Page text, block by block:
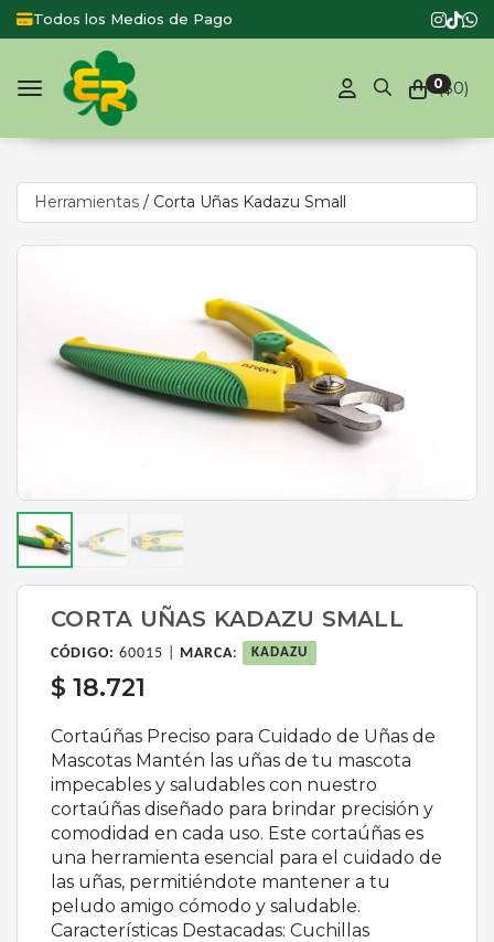
los Medios de Pago Productos de
0($0)
Toggle navigation
Herramientas / Corta Uñas Kadazu Small
CORTA UÑAS KADAZU SMALL
CÓDIGO: 60015 | MARCA: KADAZU
$ 18.721
Cortaúñas Preciso para Cuidado de Uñas de
Mascotas Mantén las uñas de tu mascota
impecables y saludables con nuestro
cortaúñas diseñado para brindar precisión y
comodidad en cada uso. Este cortaúñas es
una herramienta esencial para el cuidado de
las uñas, permitiéndote mantener a tu
peludo amigo cómodo y saludable.
Características Destacadas: Cuchillas